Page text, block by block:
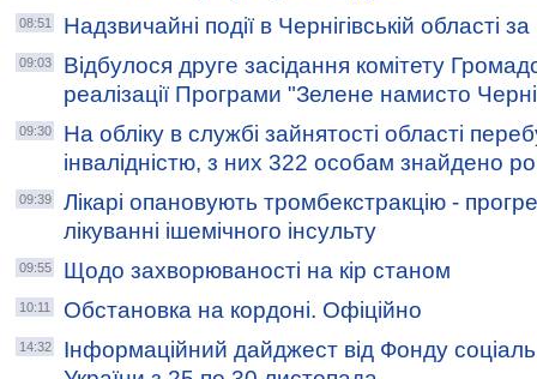
08:51 Надзвичайні події в Чернігівській області
09:03
Відбулося друге засідання комітету
реалізації Програми "Зелене намисто
09:30
На обліку в службі зайнятості області
інвалідністю, з них 322 особам знайдено
09:39
Лікарі опановують тромбекстракцію -
лікуванні ішемічного інсульту
09:55 Щодо захворюваності на кір станом
10:11 Обстановка на кордоні. Офіційно
14:32
Інформаційний дайджест від Фонду